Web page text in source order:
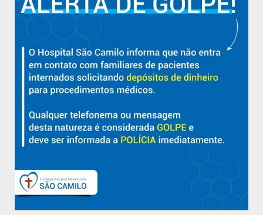
Hospital São Camilo – há mais de 50 anos cuidando da saúde
com qualidade, acolhimento e compromisso com a vida em
Aracruz e região.
Sobre
Diretorias
Políticas e Normas
Trabalhe Conosco